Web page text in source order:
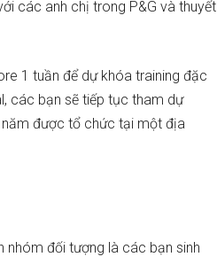
các anh chị trong P&G và thuyết
1 tuần để dự khóa training đặc
các bạn sẽ tiếp tục tham dự
được tổ chức tại một địa
nhóm đối tượng là các bạn sinh